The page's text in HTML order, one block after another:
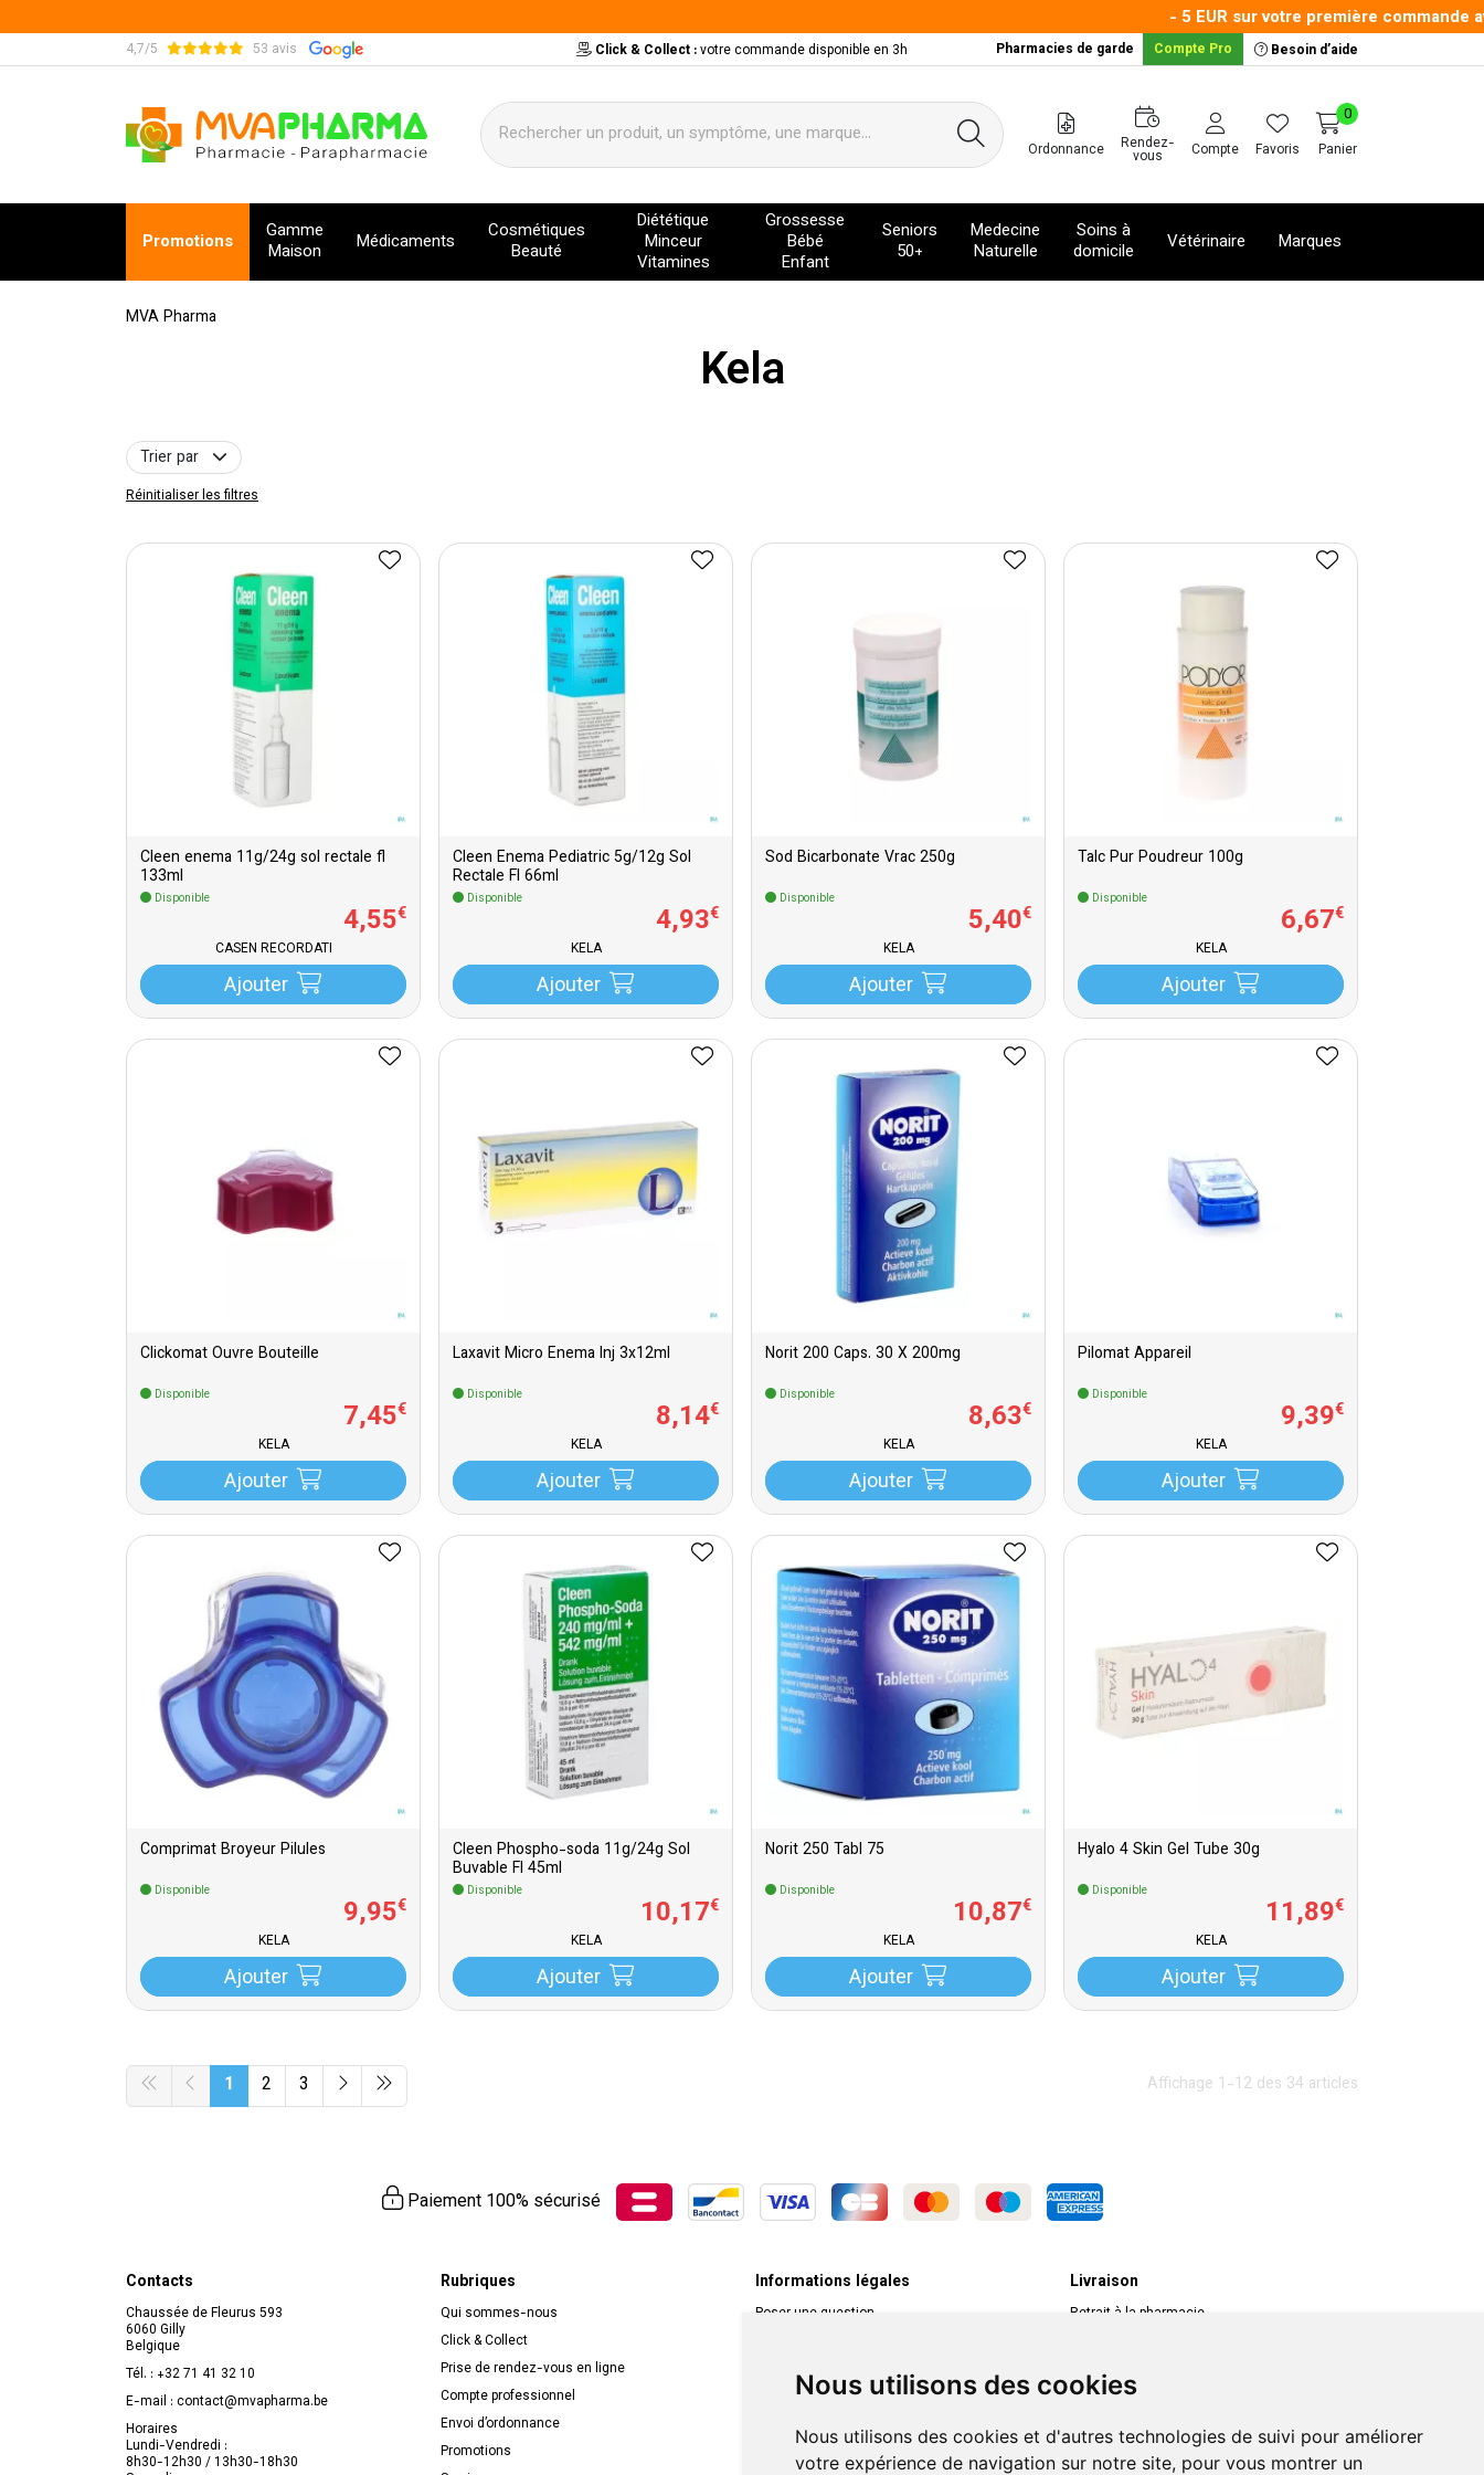
Nous utilisons des cookies
Nous utilisons des cookies et d'autres technologies de suivi pour améliorer
votre expérience de navigation sur notre site, pour vous montrer un
- 5 EUR sur votre première commande
4,7/5 53 avis Click & Collect :votre commande disponible en 3h Pharmacies de garde Compte Pro Besoin d’aide
MVA Pharma Votre pharmacie en ligne à votre service Ordonnance Rendez-
vous Compte Favoris Panier
0
Promotions
Gamme
Maison
Médicaments
Cosmétiques
Beauté
Diététique
Minceur
Vitamines
Grossesse
Bébé
Enfant
Seniors
50+
Medecine
Naturelle
Soins à
domicile
Vétérinaire Marques
MVA Pharma
Kela
Trier par
Réinitialiser les filtres
Cleen enema 11g/24g sol rectale fl
133ml
Disponible
4,55€
CASEN RECORDATI
Ajouter
Cleen Enema Pediatric 5g/12g Sol
Rectale Fl 66ml
Disponible
4,93€
KELA
Ajouter
Sod Bicarbonate Vrac 250g
Disponible
5,40€
KELA
Ajouter
Talc Pur Poudreur 100g
Disponible
6,67€
KELA
Ajouter
Clickomat Ouvre Bouteille
Disponible
7,45€
KELA
Ajouter
Laxavit Micro Enema Inj 3x12ml
Disponible
8,14€
KELA
Ajouter
Norit 200 Caps. 30 X 200mg
Disponible
8,63€
KELA
Ajouter
Pilomat Appareil
Disponible
9,39€
KELA
Ajouter
Comprimat Broyeur Pilules
Disponible
9,95€
KELA
Ajouter
Cleen Phospho-soda 11g/24g Sol
Buvable Fl 45ml
Disponible
10,17€
KELA
Ajouter
Norit 250 Tabl 75
Disponible
10,87€
KELA
Ajouter
Hyalo 4 Skin Gel Tube 30g
Disponible
11,89€
KELA
Ajouter
Affichage 1-12 des 34 articles
1 2 3
Paiement 100% sécurisé
Contacts
Chaussée de Fleurus 593
6060 Gilly
Belgique
Tél. : +32 71 41 32 10
E-mail : contact@mvapharma.be
Horaires
Lundi-Vendredi :
8h30-12h30 / 13h30-18h30
Rubriques
Qui sommes-nous
Click & Collect
Prise de rendez-vous en ligne
Compte professionnel
Envoi d’ordonnance
Promotions
Informations légales
Poser une question
Livraison
Retrait à la pharmacie
Livraison dans un Point Relais